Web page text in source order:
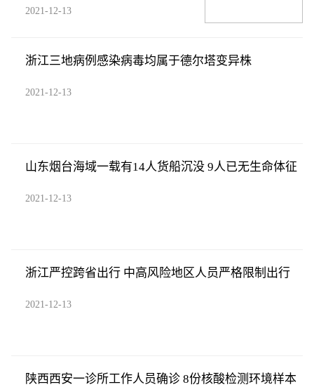
2021-12-13
浙江三地病例感染病毒均属于德尔塔变异株
2021-12-13
山东烟台海域一载有14人货船沉没 9人已无生命体征
2021-12-13
浙江严控跨省出行 中高风险地区人员严格限制出行
2021-12-13
陕西西安一诊所工作人员确诊 8份核酸检测环境样本